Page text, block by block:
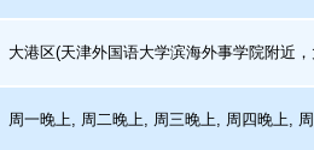
大港区(天津外国语大学滨海外事学院附近
周一晚上, 周二晚上, 周三晚上, 周四晚上,